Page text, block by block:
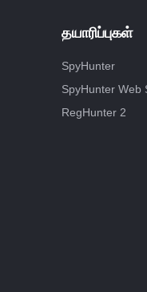
தயாரிப்புகள்
SpyHunter
SpyHunter Web
RegHunter 2